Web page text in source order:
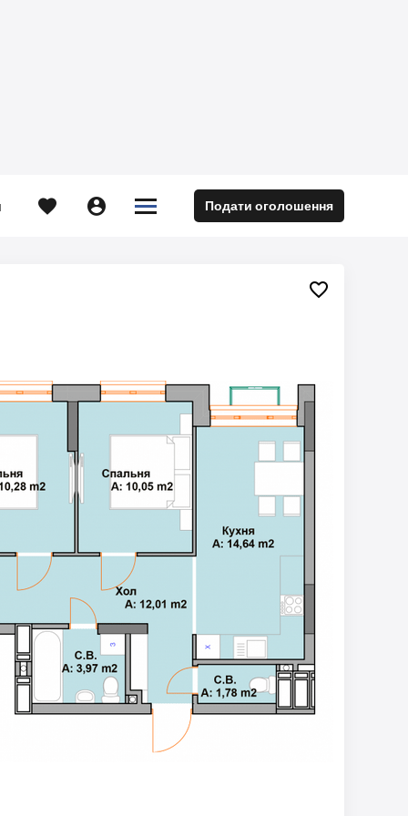
  

 Подати оголошення
